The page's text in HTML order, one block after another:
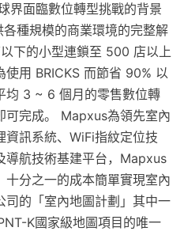
界面臨數位轉型挑戰的背景
種規模的商業環境的完整解
下的小型連鎖至 500 店以上
用 BRICKS 而節省 90% 以
均 3 ~ 6 個月的零售數位轉
可完成。 Mapxus為領先室內
訊系統、WiFi指紋定位技
導航技術基建平台，Mapxus
分之一的成本簡單實現室內
的「室內地圖計劃」其中一
K國家級地圖項目的唯一